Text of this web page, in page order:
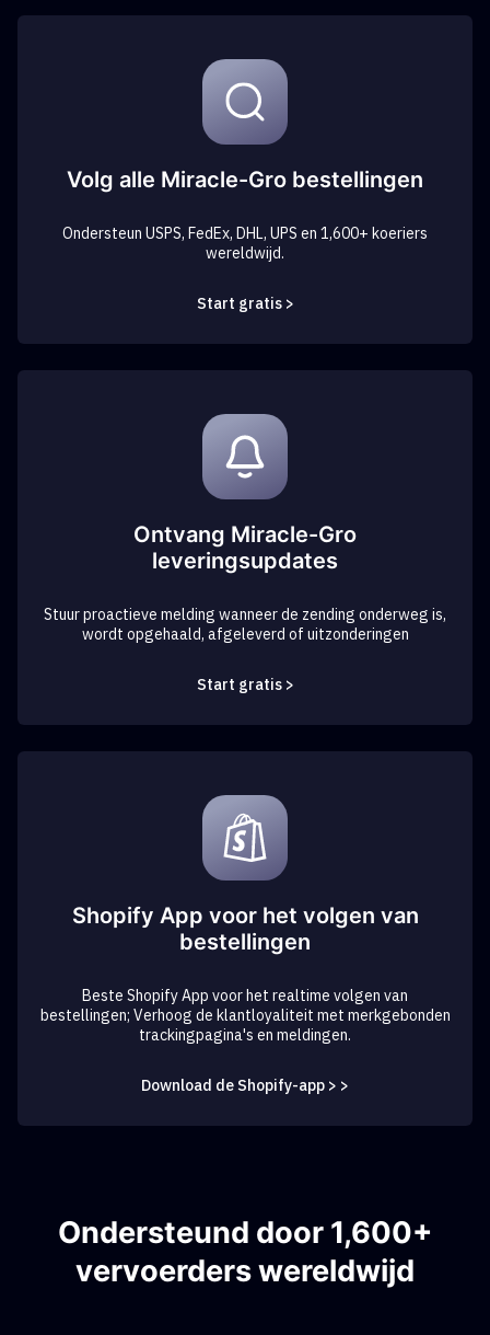
Volg alle Miracle-Gro bestellingen
Ondersteun USPS, FedEx, DHL, UPS en 1,600+ koeriers
wereldwijd.
Start gratis >
Ontvang Miracle-Gro
leveringsupdates
Stuur proactieve melding wanneer de zending onderweg is,
wordt opgehaald, afgeleverd of uitzonderingen
Start gratis >
Shopify App voor het volgen van
bestellingen
Beste Shopify App voor het realtime volgen van
bestellingen; Verhoog de klantloyaliteit met merkgebonden
trackingpagina's en meldingen.
Download de Shopify-app > >
Ondersteund door 1,600+
vervoerders wereldwijd